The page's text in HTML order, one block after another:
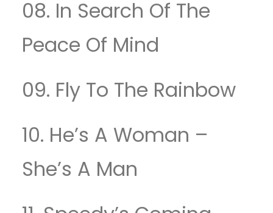
08. In Search Of The
Peace Of Mind
09. Fly To The Rainbow
10. He’s A Woman –
She’s A Man